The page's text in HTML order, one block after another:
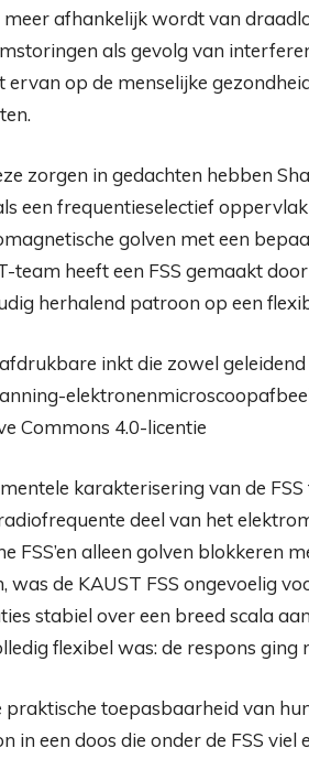
meer afhankelijk wordt van
als gevolg van
ervan op de menselijke
zorgen in gedachten hebben
een frequentieselectief
golven met een
team heeft een FSS gemaakt
herhalend patroon op een
Commons 4.0-licentie
karakterisering van de
deel van het
FSS’en alleen golven blokkeren
was de KAUST FSS ongevoelig
stabiel over een breed scala
flexibel was: de respons
praktische toepasbaarheid van
in een doos die onder de FSS